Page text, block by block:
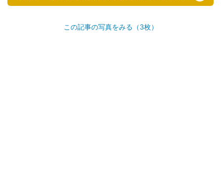
この記事の写真をみる（3枚）